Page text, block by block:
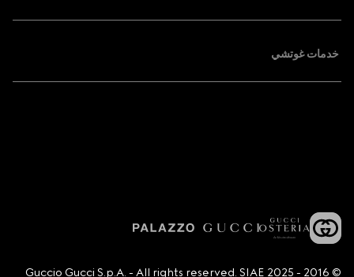
خدمات غوتشي
© 2016 - 2025 Guccio Gucci S.p.A. - All rights reserved. SIAE